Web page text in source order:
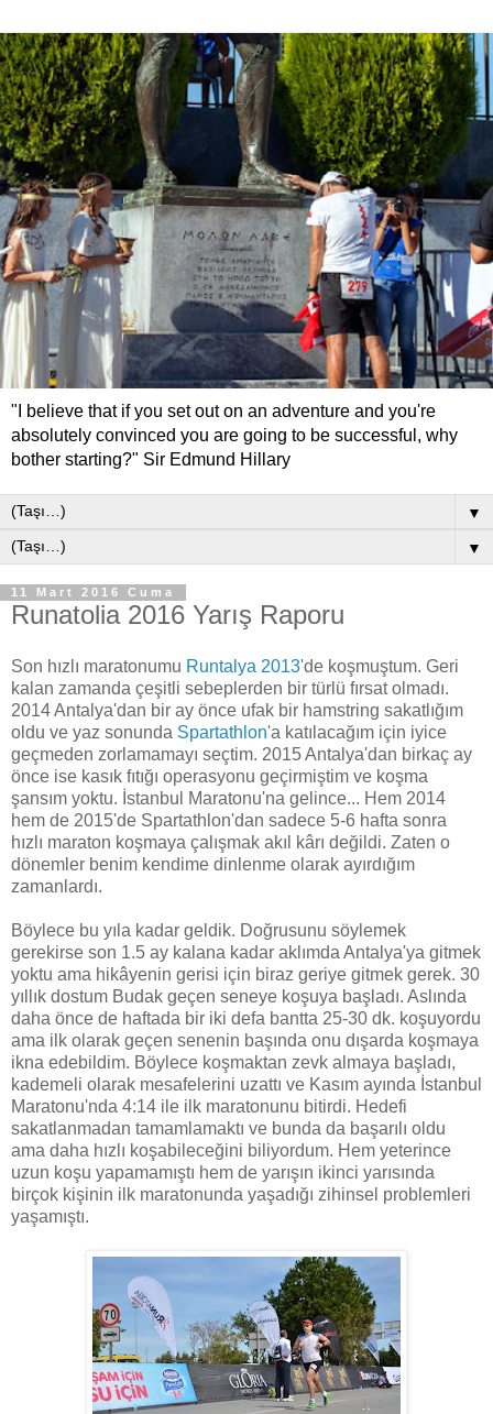
"I believe that if you set out on an adventure and you're
absolutely convinced you are going to be successful, why
bother starting?" Sir Edmund Hillary
▼
▼
11 Mart 2016 Cuma
Runatolia 2016 Yarış Raporu
Son hızlı maratonumu Runtalya 2013'de koşmuştum. Geri
kalan zamanda çeşitli sebeplerden bir türlü fırsat olmadı.
2014 Antalya'dan bir ay önce ufak bir hamstring sakatlığım
oldu ve yaz sonunda Spartathlon'a katılacağım için iyice
geçmeden zorlamamayı seçtim. 2015 Antalya'dan birkaç ay
önce ise kasık fıtığı operasyonu geçirmiştim ve koşma
şansım yoktu. İstanbul Maratonu'na gelince... Hem 2014
hem de 2015'de Spartathlon'dan sadece 5-6 hafta sonra
hızlı maraton koşmaya çalışmak akıl kârı değildi. Zaten o
dönemler benim kendime dinlenme olarak ayırdığım
zamanlardı.
Böylece bu yıla kadar geldik. Doğrusunu söylemek
gerekirse son 1.5 ay kalana kadar aklımda Antalya'ya gitmek
yoktu ama hikâyenin gerisi için biraz geriye gitmek gerek. 30
yıllık dostum Budak geçen seneye koşuya başladı. Aslında
daha önce de haftada bir iki defa bantta 25-30 dk. koşuyordu
ama ilk olarak geçen senenin başında onu dışarda koşmaya
ikna edebildim. Böylece koşmaktan zevk almaya başladı,
kademeli olarak mesafelerini uzattı ve Kasım ayında İstanbul
Maratonu'nda 4:14 ile ilk maratonunu bitirdi. Hedefi
sakatlanmadan tamamlamaktı ve bunda da başarılı oldu
ama daha hızlı koşabileceğini biliyordum. Hem yeterince
uzun koşu yapamamıştı hem de yarışın ikinci yarısında
birçok kişinin ilk maratonunda yaşadığı zihinsel problemleri
yaşamıştı.